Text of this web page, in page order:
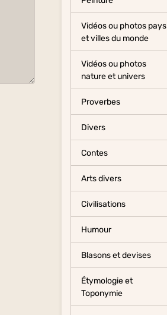
Vidéos ou photos pays
et villes du monde
Vidéos ou photos
nature et univers
Proverbes
Divers
Contes
Arts divers
Civilisations
Humour
Blasons et devises
Étymologie et
Toponymie